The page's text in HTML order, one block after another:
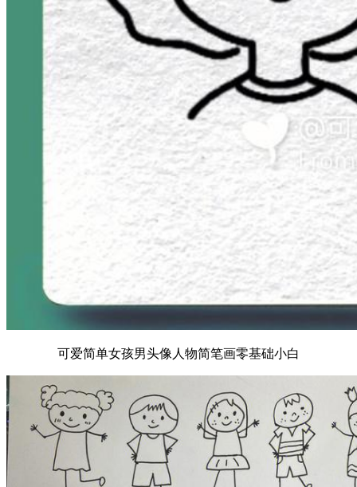
可爱简单女孩男头像人物简笔画零基础小白